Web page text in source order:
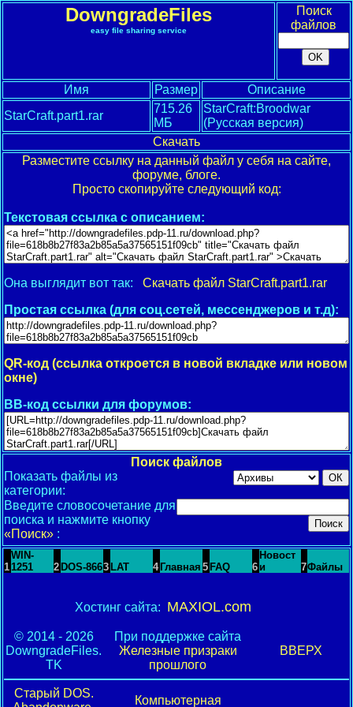
DowngradeFiles
easy file sharing service
Поиск
файлов
Имя Размер
Описание
StarCraft.part1.rar
715.26
МБ
StarCraft:Broodwar
(Русская версия)
Скачать
Разместите ссылку на данный файл у себя на сайте,
форуме, блоге.
Просто скопируйте следующий код:
Текстовая ссылка с описанием:
Она выглядит вот так: Скачать файл StarCraft.part1.rar
Простая ссылка (для соц.сетей, мессенджеров и т.д):
QR-код (ссылка откроется в новой вкладке или новом
окне)
BB-код ссылки для форумов:
Поиск файлов
Показать файлы из
категории:
Введите словосочетание для
поиска и нажмите кнопку
«Поиск» :
1
WIN-
1251
2 DOS-8663 LAT 4 Главная 5 FAQ 6
Новост
и
7Файлы
Хостинг сайта: MAXIOL.com
© 2014 - 2026
DowngradeFiles.
TK
При поддержке сайта
Железные призраки
прошлого
ВВЕРХ
Старый DOS.
Компьютерная